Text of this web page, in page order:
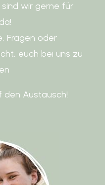
wir gerne für
Fragen oder
euch bei uns zu
den Austausch!